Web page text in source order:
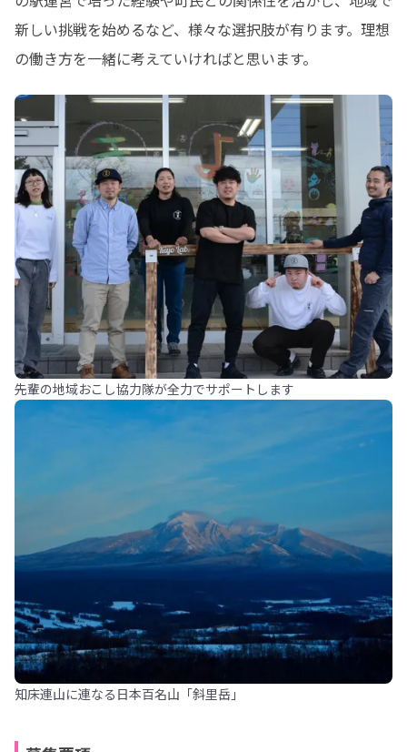
新しい挑戦を始めるなど、様々な選択肢が有ります。理想
の働き方を一緒に考えていければと思います。
先輩の地域おこし協力隊が全力でサポートします
知床連山に連なる日本百名山「斜里岳」